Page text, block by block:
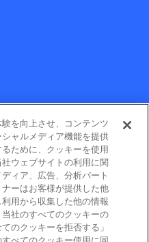
を向上させ、コンテンツ
ャルメディア機能を提供
ために、クッキーを使用
ウェブサイトの利用に関
ィア、広告、分析パート
ーはお客様が提供した他
用から収集した他の情報
社のすべてのクッキーの
のクッキーを拒否する」